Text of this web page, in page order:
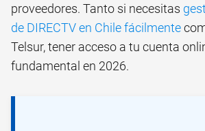
proveedores. Tanto si necesitas
de DIRECTV en Chile fácilmente
Telsur, tener acceso a tu cuenta
fundamental en 2026.